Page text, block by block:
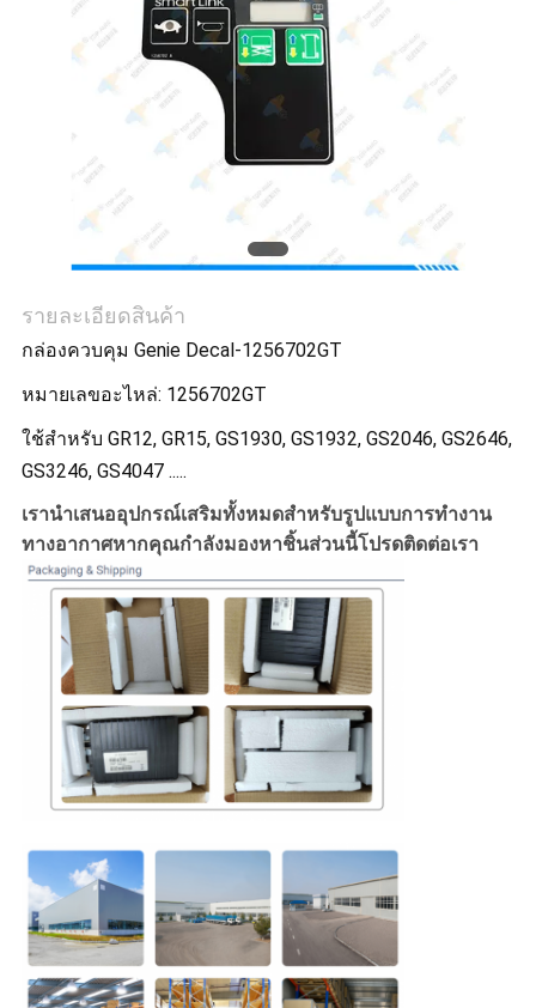
ราคา
เว็บไซต์
PRIVACY
รายละเอียดสินค้า
กล่องควบคุม Genie Decal-1256702GT
หมายเลขอะไหล่: 1256702GT
ใช้สำหรับ GR12, GR15, GS1930, GS1932, GS2046, GS2646,
GS3246, GS4047 .....
เรานำเสนออุปกรณ์เสริมทั้งหมดสำหรับรูปแบบการทำงาน
ทางอากาศหากคุณกำลังมองหาชิ้นส่วนนี้โปรดติดต่อเรา